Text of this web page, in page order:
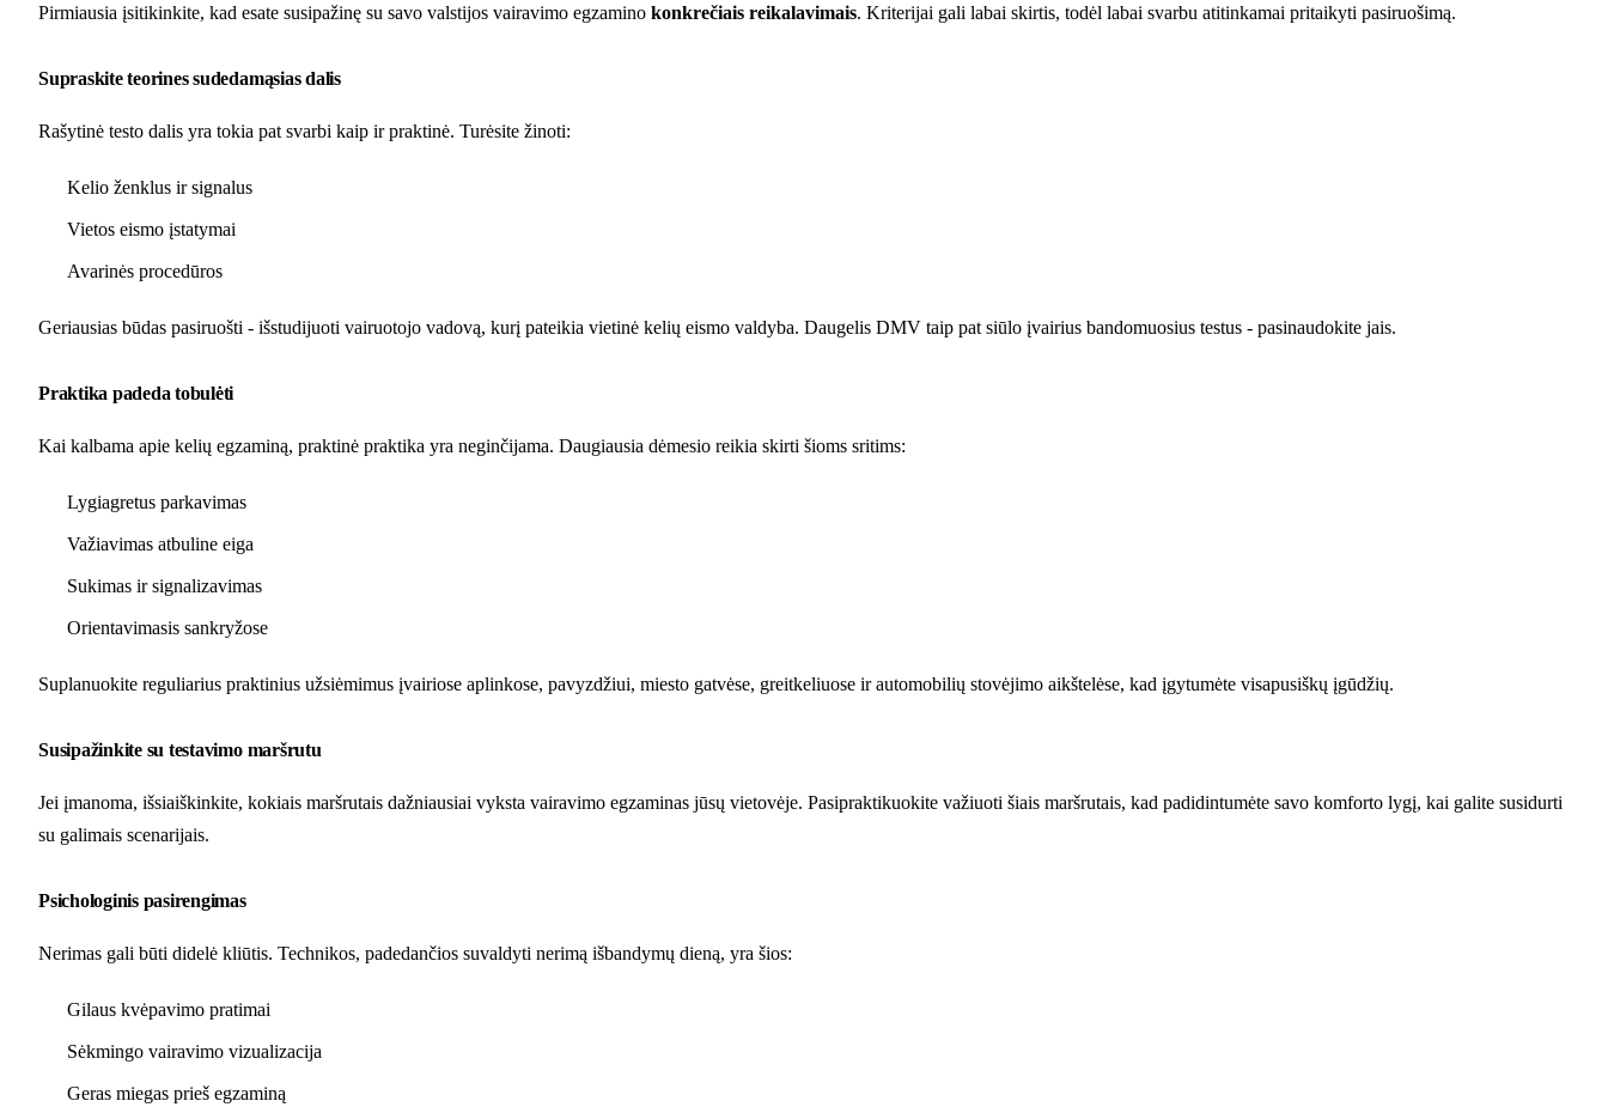
Pirmiausia įsitikinkite, kad esate susipažinę su savo valstijos vairavimo egzamino konkrečiais reikalavimais. Kriterijai gali labai skirtis, todėl labai svarbu atitinkamai pritaikyti pasiruošimą.
Supraskite teorines sudedamąsias dalis
Rašytinė testo dalis yra tokia pat svarbi kaip ir praktinė. Turėsite žinoti:
Kelio ženklus ir signalus
Vietos eismo įstatymai
Avarinės procedūros
Geriausias būdas pasiruošti - išstudijuoti vairuotojo vadovą, kurį pateikia vietinė kelių eismo valdyba. Daugelis DMV taip pat siūlo įvairius bandomuosius testus - pasinaudokite jais.
Praktika padeda tobulėti
Kai kalbama apie kelių egzaminą, praktinė praktika yra neginčijama. Daugiausia dėmesio reikia skirti šioms sritims:
Lygiagretus parkavimas
Važiavimas atbuline eiga
Sukimas ir signalizavimas
Orientavimasis sankryžose
Suplanuokite reguliarius praktinius užsiėmimus įvairiose aplinkose, pavyzdžiui, miesto gatvėse, greitkeliuose ir automobilių stovėjimo aikštelėse, kad įgytumėte visapusiškų įgūdžių.
Susipažinkite su testavimo maršrutu
Jei įmanoma, išsiaiškinkite, kokiais maršrutais dažniausiai vyksta vairavimo egzaminas jūsų vietovėje. Pasipraktikuokite važiuoti šiais maršrutais, kad padidintumėte savo komforto lygį, kai galite susidurti
su galimais scenarijais.
Psichologinis pasirengimas
Nerimas gali būti didelė kliūtis. Technikos, padedančios suvaldyti nerimą išbandymų dieną, yra šios:
Gilaus kvėpavimo pratimai
Sėkmingo vairavimo vizualizacija
Geras miegas prieš egzaminą